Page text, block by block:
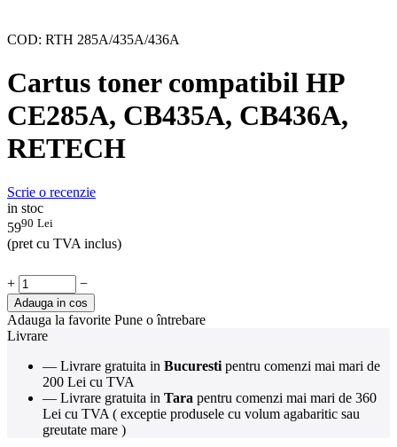
COD: RTH 285A/435A/436A
Cartus toner compatibil HP
CE285A, CB435A, CB436A,
RETECH
Scrie o recenzie
in stoc
5990 Lei
(pret cu TVA inclus)
+ −
Adauga in cos
Adauga la favorite Pune o întrebare
Livrare
— Livrare gratuita in Bucuresti pentru comenzi mai mari de
200 Lei cu TVA
— Livrare gratuita in Tara pentru comenzi mai mari de 360
Lei cu TVA ( exceptie produsele cu volum agabaritic sau
greutate mare )